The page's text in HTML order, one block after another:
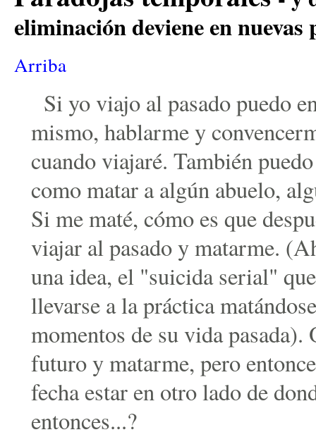
eliminación deviene en
Arriba
Si yo viajo al pasado puedo
mismo, hablarme y
cuando viajaré. También
como matar a algún abuelo,
Si me maté, cómo es que
viajar al pasado y matarme.
una idea, el "suicida serial"
llevarse a la práctica
momentos de su vida
futuro y matarme, pero
fecha estar en otro lado de
entonces...?